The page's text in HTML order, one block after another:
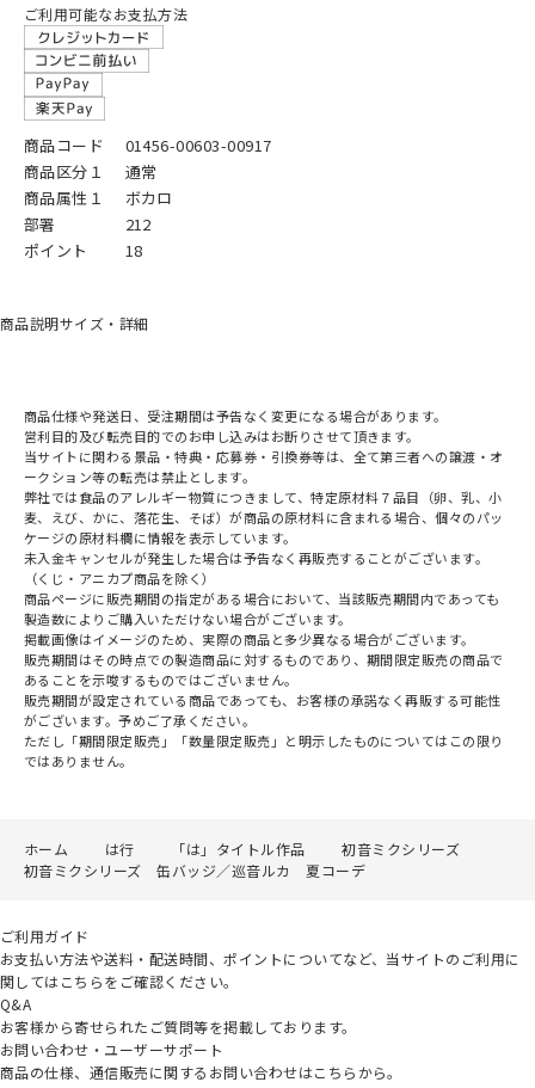
ご利用可能なお支払方法
商品コード
01456-00603-00917
商品区分１
通常
商品属性１
ボカロ
部署
212
ポイント
18
商品説明サイズ・詳細
商品仕様や発送日、受注期間は予告なく変更になる場合があります。
営利目的及び転売目的でのお申し込みはお断りさせて頂きます。
当サイトに関わる景品・特典・応募券・引換券等は、全て第三者への譲渡・オ
ークション等の転売は禁止とします。
弊社では食品のアレルギー物質につきまして、特定原材料７品目（卵、乳、小
麦、えび、かに、落花生、そば）が商品の原材料に含まれる場合、個々のパッ
ケージの原材料欄に情報を表示しています。
未入金キャンセルが発生した場合は予告なく再販売することがございます。
（くじ・アニカプ商品を除く）
商品ページに販売期間の指定がある場合において、当該販売期間内であっても
製造数によりご購入いただけない場合がございます。
掲載画像はイメージのため、実際の商品と多少異なる場合がございます。
販売期間はその時点での製造商品に対するものであり、期間限定販売の商品で
あることを示唆するものではございません。
販売期間が設定されている商品であっても、お客様の承諾なく再販する可能性
がございます。予めご了承ください。
ただし「期間限定販売」「数量限定販売」と明示したものについてはこの限り
ではありません。
ホーム は行 「は」タイトル作品
初音ミクシリーズ
初音ミクシリーズ 缶バッジ／巡音ルカ 夏コーデ
ご利用ガイド
お支払い方法や送料・配送時間、ポイントについてなど、当サイトのご利用に
関してはこちらをご確認ください。
Q&A
お客様から寄せられたご質問等を掲載しております。
お問い合わせ・ユーザーサポート
商品の仕様、通信販売に関するお問い合わせはこちらから。